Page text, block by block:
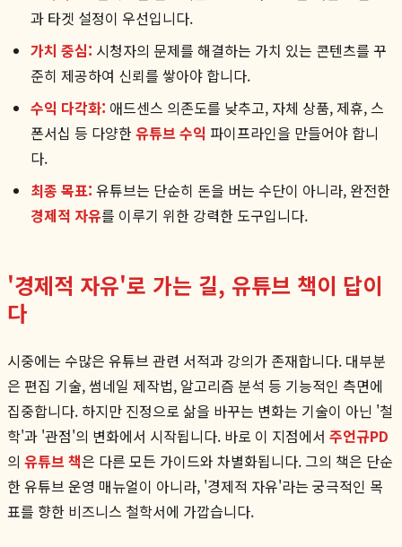
과 타겟 설정이 우선입니다.
가치 중심: 시청자의 문제를 해결하는 가치 있는 콘텐츠를 꾸
준히 제공하여 신뢰를 쌓아야 합니다.
수익 다각화: 애드센스 의존도를 낮추고, 자체 상품, 제휴, 스
폰서십 등 다양한유튜브 수익 파이프라인을 만들어야 합니
다.
최종 목표: 유튜브는 단순히 돈을 버는 수단이 아니라, 완전한
경제적 자유를 이루기 위한 강력한 도구입니다.
'경제적 자유'로 가는 길, 유튜브 책이 답이
다
시중에는 수많은 유튜브 관련 서적과 강의가 존재합니다. 대부분
은 편집 기술, 썸네일 제작법, 알고리즘 분석 등 기능적인 측면에
집중합니다. 하지만 진정으로 삶을 바꾸는 변화는 기술이 아닌 '철
학'과 '관점'의 변화에서 시작됩니다. 바로 이 지점에서 주언규PD
의 유튜브 책은 다른 모든 가이드와 차별화됩니다. 그의 책은 단순
한 유튜브 운영 매뉴얼이 아니라, '경제적 자유'라는 궁극적인 목
표를 향한 비즈니스 철학서에 가깝습니다.